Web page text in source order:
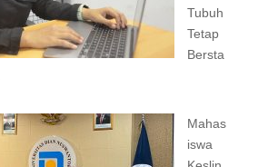
Tubuh
Tetap
Bersta
Mahas
iswa